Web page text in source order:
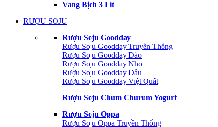
Vang Bịch 3 Lit
RƯỢU SOJU
Rượu Soju Goodday
Rượu Soju Goodday Truyền Thống
Rượu Soju Goodday Đào
Rượu Soju Goodday Nho
Rượu Soju Goodday Dâu
Rượu Soju Goodday Việt Quất
Rượu Soju Chum Churum Yogurt
Rượu Soju Oppa
Rượu Soju Oppa Truyền Thống